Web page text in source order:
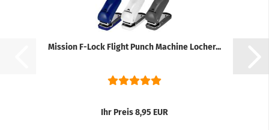
Mission F-Lock Flight Punch Machine Locher...
Ihr Preis 8,95 EUR